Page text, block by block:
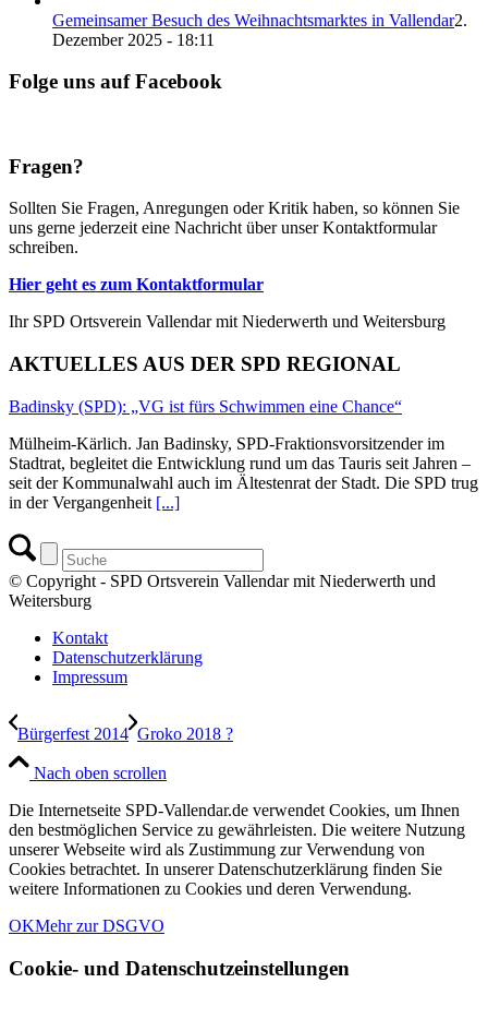
Gemeinsamer Besuch des Weihnachtsmarktes in Vallendar2.
Dezember 2025 - 18:11
Folge uns auf Facebook
Fragen?
Sollten Sie Fragen, Anregungen oder Kritik haben, so können Sie
uns gerne jederzeit eine Nachricht über unser Kontaktformular
schreiben.
Hier geht es zum Kontaktformular
Ihr SPD Ortsverein Vallendar mit Niederwerth und Weitersburg
AKTUELLES AUS DER SPD REGIONAL
Badinsky (SPD): „VG ist fürs Schwimmen eine Chance“
Mülheim-Kärlich. Jan Badinsky, SPD-Fraktionsvorsitzender im
Stadtrat, begleitet die Entwicklung rund um das Tauris seit Jahren –
seit der Kommunalwahl auch im Ältestenrat der Stadt. Die SPD trug
in der Vergangenheit [...]
© Copyright - SPD Ortsverein Vallendar mit Niederwerth und
Weitersburg
Kontakt
Datenschutzerklärung
Impressum
Bürgerfest 2014 Groko 2018 ?
Nach oben scrollen
Die Internetseite SPD-Vallendar.de verwendet Cookies, um Ihnen
den bestmöglichen Service zu gewährleisten. Die weitere Nutzung
unserer Webseite wird als Zustimmung zur Verwendung von
Cookies betrachtet. In unserer Datenschutzerklärung finden Sie
weitere Informationen zu Cookies und deren Verwendung.
OKMehr zur DSGVO
Cookie- und Datenschutzeinstellungen